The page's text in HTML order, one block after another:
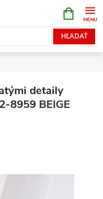
HĽADAŤ
KOŠÍK
detaily
8959 BEIGE